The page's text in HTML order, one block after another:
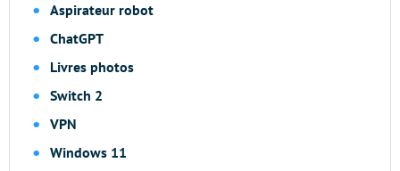
Aspirateur robot
ChatGPT
Livres photos
Switch 2
VPN
Windows 11